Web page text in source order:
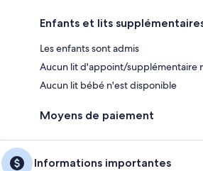
Enfants et lits
Les enfants sont admis
Aucun lit d'appoint/supplémentaire
Aucun lit bébé n'est disponible
Moyens de paiement
Informations importantes